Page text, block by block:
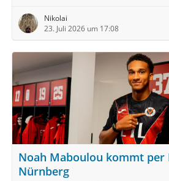
Nikolai
23. Juli 2026 um 17:08
Noah Maboulou kommt per
Nürnberg